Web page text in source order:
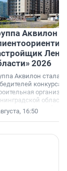
Аквилон
2026
Аквилон стала
конкурса
области
«Самый
16:50